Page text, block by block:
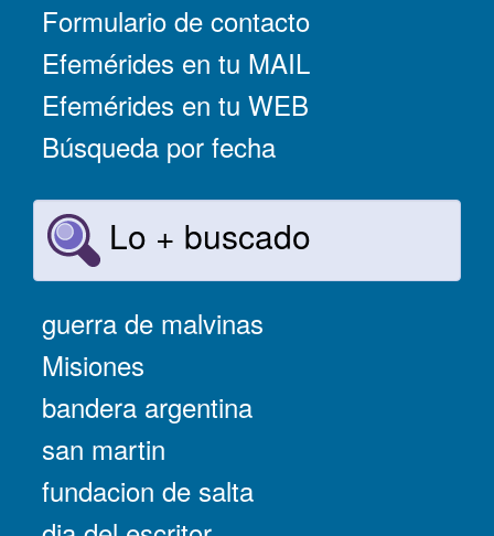
Formulario de contacto
Efemérides en tu MAIL
Efemérides en tu WEB
Búsqueda por fecha
Lo + buscado
guerra de malvinas
Misiones
bandera argentina
san martin
fundacion de salta